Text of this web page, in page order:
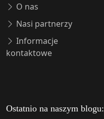
O nas
Nasi partnerzy
Informacje
kontaktowe
Ostatnio na naszym blogu: